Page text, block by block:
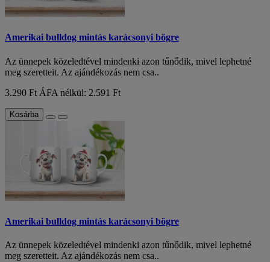
Amerikai bulldog mintás karácsonyi bögre
Az ünnepek közeledtével mindenki azon tűnődik, mivel lephetné
meg szeretteit. Az ajándékozás nem csa..
3.290 Ft ÁFA nélkül: 2.591 Ft
Kosárba
Amerikai bulldog mintás karácsonyi bögre
Az ünnepek közeledtével mindenki azon tűnődik, mivel lephetné
meg szeretteit. Az ajándékozás nem csa..